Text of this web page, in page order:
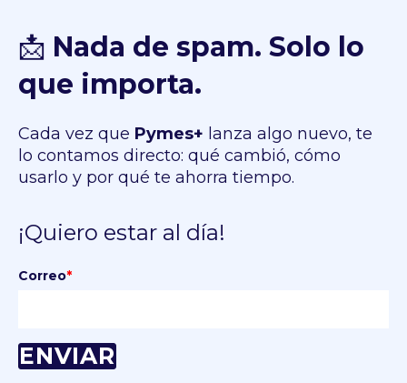
📩 Nada de spam. Solo lo
que importa.
Cada vez que Pymes+ lanza algo nuevo, te
lo contamos directo: qué cambió, cómo
usarlo y por qué te ahorra tiempo.
¡Quiero estar al día!
Correo*